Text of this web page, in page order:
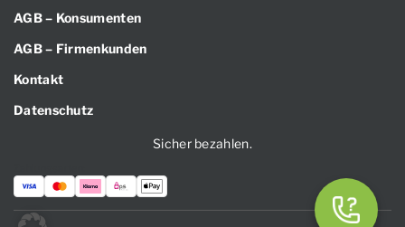
AGB – Konsumenten
AGB – Firmenkunden
Kontakt
Datenschutz
Sicher bezahlen.